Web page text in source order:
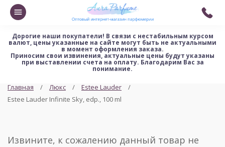
Дорогие наши покупатели! В связи с нестабильным курсом
валют, цены указанные на сайте могут быть не актуальными
в момент оформления заказа.
Приносим свои извинения, актуальные цены будут указаны
при выставлении счета на оплату. Благодарим Вас за
понимание.
Главная Люкс
Estee Lauder
Estee Lauder Infinite Sky, edp., 100 ml
Извините, к сожалению данный товар не